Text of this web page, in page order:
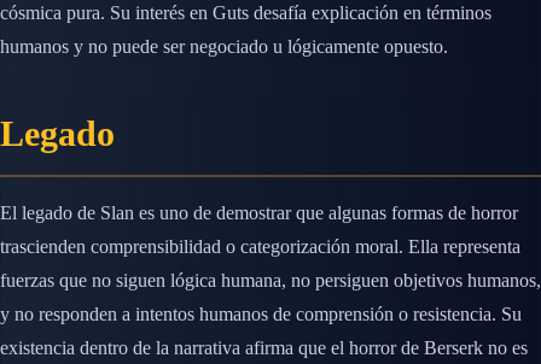
cósmica pura. Su interés en Guts desafía explicación en términos
humanos y no puede ser negociado u lógicamente opuesto.
Legado
El legado de Slan es uno de demostrar que algunas formas de horror
trascienden comprensibilidad o categorización moral. Ella representa
fuerzas que no siguen lógica humana, no persiguen objetivos humanos,
y no responden a intentos humanos de comprensión o resistencia. Su
existencia dentro de la narrativa afirma que el horror de Berserk no es